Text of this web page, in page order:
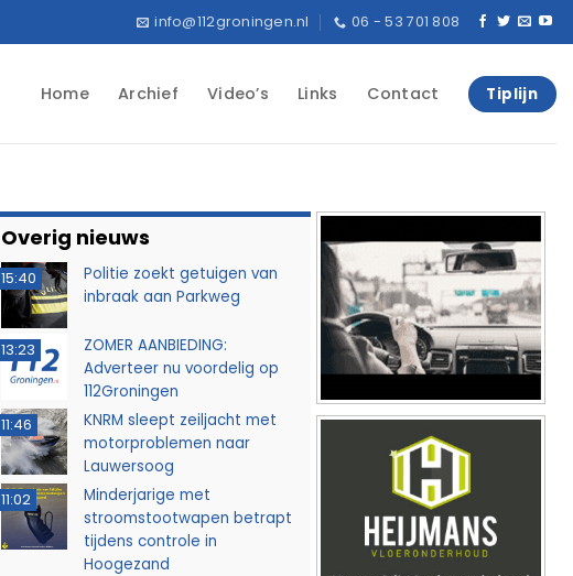
info@112groningen.nl 06 - 53 701 808
Home Archief Video’s Links Contact Tiplijn
Overig nieuws
15:40
Politie zoekt getuigen van
inbraak aan Parkweg
13:23
ZOMER AANBIEDING:
Adverteer nu voordelig op
112Groningen
11:46
KNRM sleept zeiljacht met
motorproblemen naar
Lauwersoog
11:02
Minderjarige met
stroomstootwapen betrapt
tijdens controle in
Hoogezand